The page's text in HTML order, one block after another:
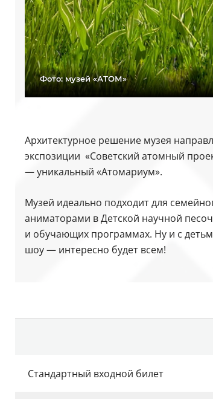
Фото: музей «АТОМ»
Архитектурное решение музея
экспозиции «Советский атомный
— уникальный «Атомариум».
Музей идеально подходит для
аниматорами в Детской научной
и обучающих программах. Ну и с
шоу — интересно будет всем!
Стандартный входной билет